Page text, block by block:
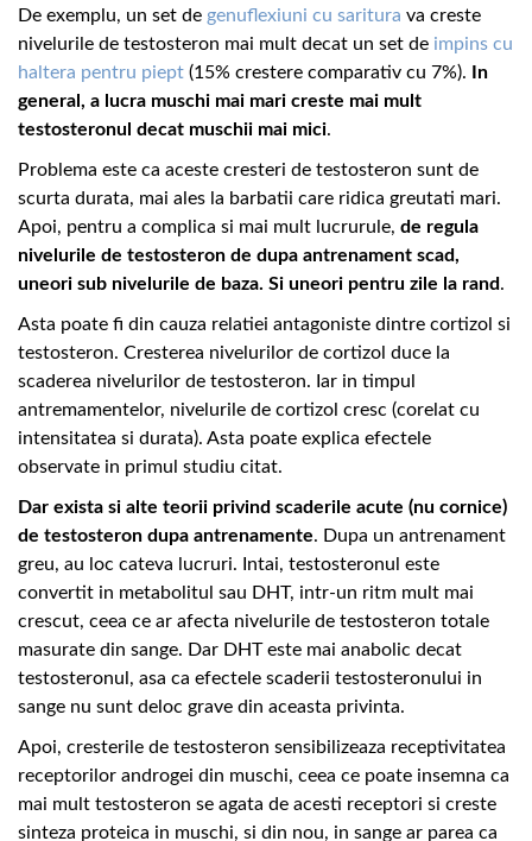
De exemplu, un set de genuflexiuni cu saritura va creste
nivelurile de testosteron mai mult decat un set de impins cu
haltera pentru piept (15% crestere comparativ cu 7%).
In
general, a lucra muschi mai mari creste mai mult
testosteronul decat muschii mai mici.
Problema este ca aceste cresteri de testosteron sunt de
scurta durata, mai ales la barbatii care ridica greutati mari.
Apoi, pentru a complica si mai mult lucrurule, de regula
nivelurile de testosteron de dupa antrenament scad,
uneori sub nivelurile de baza. Si uneori pentru zile la rand.
Asta poate fi din cauza relatiei antagoniste dintre cortizol si
testosteron. Cresterea nivelurilor de cortizol duce la
scaderea nivelurilor de testosteron. Iar in timpul
antremamentelor, nivelurile de cortizol cresc (corelat cu
intensitatea si durata). Asta poate explica efectele
observate in primul studiu citat.
Dar exista si alte teorii privind scaderile acute (nu cornice)
de testosteron dupa antrenamente. Dupa un antrenament
greu, au loc cateva lucruri. Intai, testosteronul este
convertit in metabolitul sau DHT, intr-un ritm mult mai
crescut, ceea ce ar afecta nivelurile de testosteron totale
masurate din sange. Dar DHT este mai anabolic decat
testosteronul, asa ca efectele scaderii testosteronului in
sange nu sunt deloc grave din aceasta privinta.
Apoi, cresterile de testosteron sensibilizeaza receptivitatea
receptorilor androgei din muschi, ceea ce poate insemna ca
mai mult testosteron se agata de acesti receptori si creste
sinteza proteica in muschi, si din nou, in sange ar parea ca